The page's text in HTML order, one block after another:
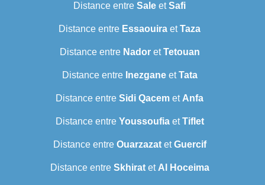
Distance entre Sale etSafi
Distance entre Essaouira etTaza
Distance entre NadoretTetouan
Distance entre InezganeetTata
Distance entre Sidi Qacem et Anfa
Distance entre YoussoufiaetTiflet
Distance entre OuarzazatetGuercif
Distance entre Skhiratet Al Hoceima